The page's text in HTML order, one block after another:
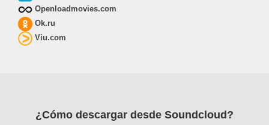
Openloadmovies.com
Ok.ru
Viu.com
¿Cómo descargar desde Soundcloud?